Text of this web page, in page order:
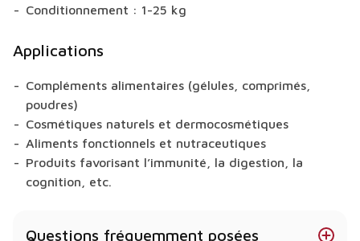
Conditionnement : 1-25 kg
Applications
Compléments alimentaires (gélules, comprimés,
poudres)
Cosmétiques naturels et dermocosmétiques
Aliments fonctionnels et nutraceutiques
Produits favorisant l’immunité, la digestion, la
cognition, etc.
Questions fréquemment posées